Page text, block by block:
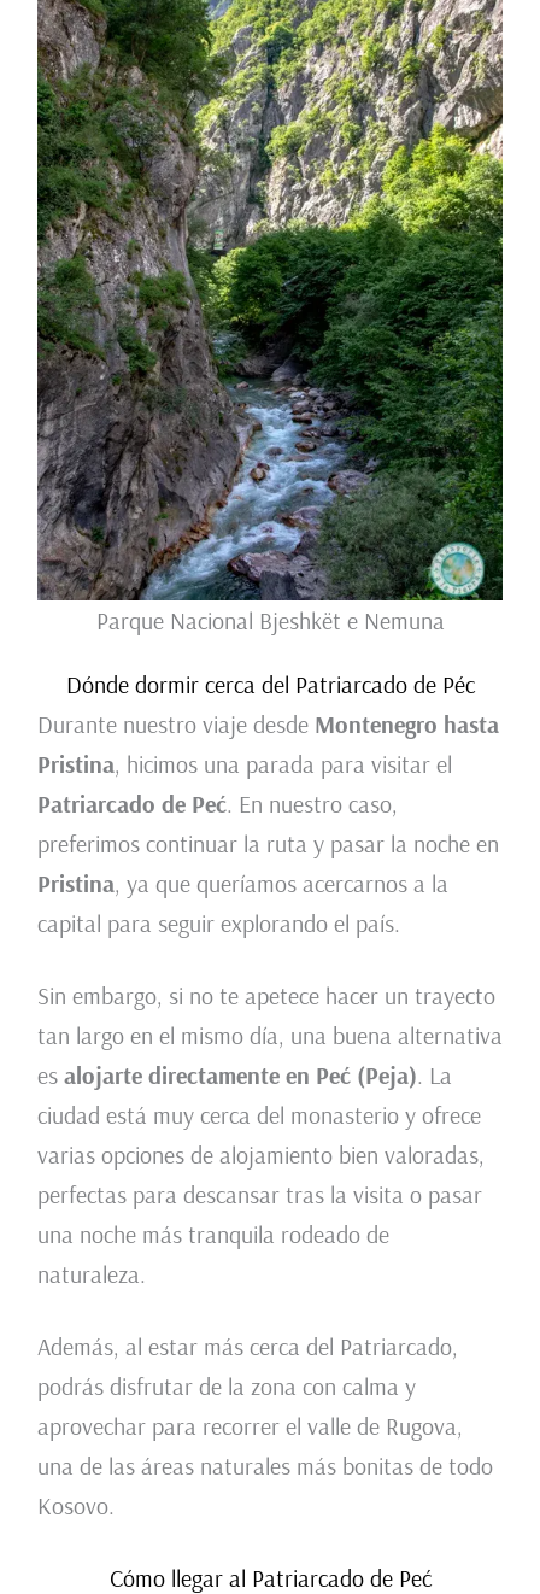
Parque Nacional Bjeshkët e Nemuna
Dónde dormir cerca del Patriarcado de Péc
Durante nuestro viaje desde Montenegro hasta
Pristina, hicimos una parada para visitar el
Patriarcado de Peć. En nuestro caso,
preferimos continuar la ruta y pasar la noche en
Pristina, ya que queríamos acercarnos a la
capital para seguir explorando el país.
Sin embargo, si no te apetece hacer un trayecto
tan largo en el mismo día, una buena alternativa
es alojarte directamente en Peć (Peja). La
ciudad está muy cerca del monasterio y ofrece
varias opciones de alojamiento bien valoradas,
perfectas para descansar tras la visita o pasar
una noche más tranquila rodeado de
naturaleza.
Además, al estar más cerca del Patriarcado,
podrás disfrutar de la zona con calma y
aprovechar para recorrer el valle de Rugova,
una de las áreas naturales más bonitas de todo
Kosovo.
Cómo llegar al Patriarcado de Peć